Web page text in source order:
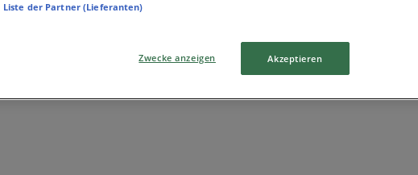
Liste der Partner (Lieferanten)
Zwecke anzeigen Akzeptieren